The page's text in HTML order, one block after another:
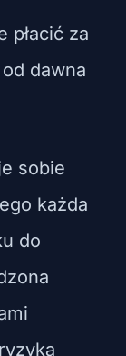
płacić za
dawna
sobie
każda
do